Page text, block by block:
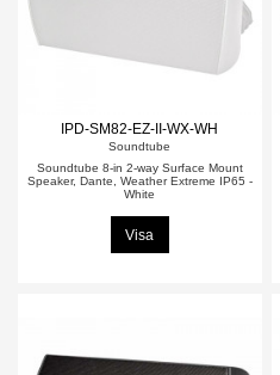
IPD-SM82-EZ-II-WX-WH
Soundtube
Soundtube 8-in 2-way Surface Mount
Speaker, Dante, Weather Extreme IP65 -
White
Visa